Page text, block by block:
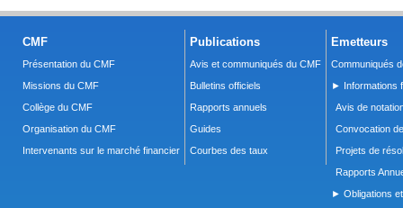
CMF
Présentation du CMF
Missions du CMF
Collège du CMF
Organisation du CMF
Intervenants sur le marché financier
Publications
Avis et communiqués du CMF
Bulletins officiels
Rapports annuels
Guides
Courbes des taux
Emetteurs
Communiqués
► Informations
Avis de
Convocation
Projets de
Rapports
► Obligations